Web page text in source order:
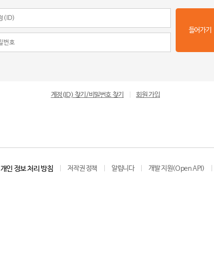
들어가기
계정(ID) 찾기/비밀번호 찾기 회원 가입
개인 정보 처리 방침 저작권 정책 알립니다 개발 지원(Open API)